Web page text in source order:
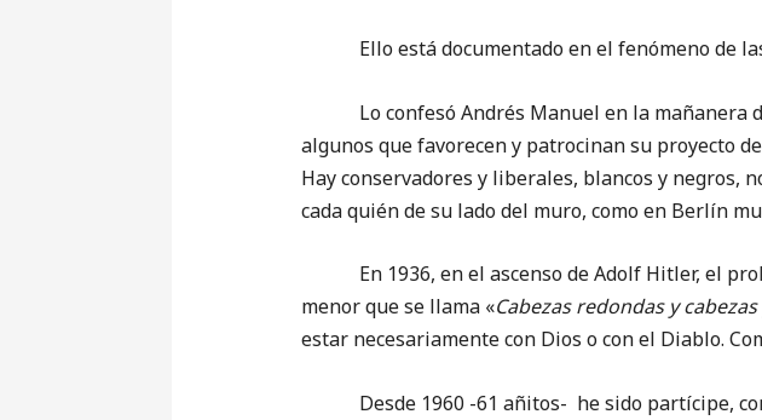
Ello está documentado en el fenómeno de las
Lo confesó Andrés Manuel en la mañanera
algunos que favorecen y patrocinan su proyecto
Hay conservadores y liberales, blancos y negros,
cada quién de su lado del muro, como en Berlín
En 1936, en el ascenso de Adolf Hitler, el
menor que se llama «Cabezas redondas y
estar necesariamente con Dios o con el Diablo.
Desde 1960 -61 añitos- he sido partícipe, con